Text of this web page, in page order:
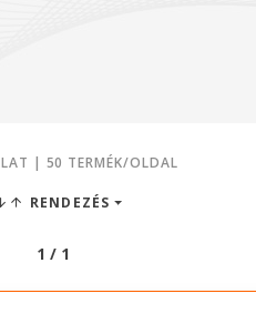
| 50 TERMÉK/OLDAL
RENDEZÉS
1 / 1